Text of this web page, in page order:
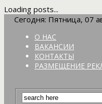
Loading posts...
Сегодня: Пятница, 07
О НАС
ВАКАНСИИ
КОНТАКТЫ
РАЗМЕЩЕНИЕ